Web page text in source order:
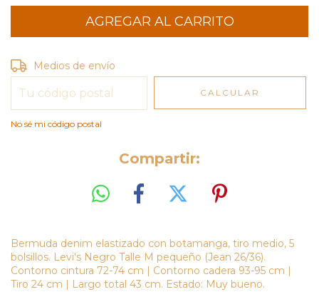
Entregas para el CP:
Medios de envío
CALCULAR
No sé mi código postal
Compartir:
Bermuda denim elastizado con botamanga, tiro medio, 5
bolsillos. Levi's Negro Talle M pequeño (Jean 26/36).
Contorno cintura 72-74 cm | Contorno cadera 93-95 cm |
Tiro 24 cm | Largo total 43 cm. Estado: Muy bueno.